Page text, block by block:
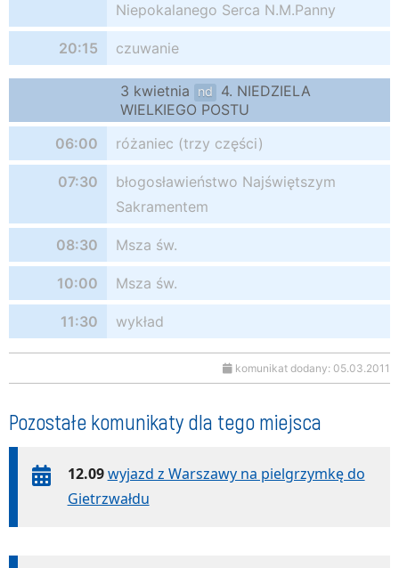
Niepokalanego Serca N.M.Panny
20:15 czuwanie
3 kwietnia nd
4. NIEDZIELA
WIELKIEGO POSTU
06:00
różaniec (trzy części)
07:30
błogosławieństwo Najświętszym
Sakramentem
08:30 Msza św.
10:00 Msza św.
11:30 wykład
komunikat dodany: 05.03.2011
Pozostałe komunikaty dla tego miejsca
12.09 wyjazd z Warszawy na pielgrzymkę do
Gietrzwałdu